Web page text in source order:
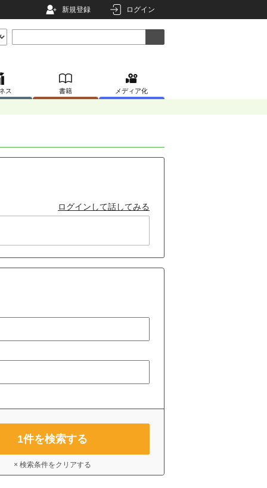
新規登録 ログイン
ス 書籍 メディア化
ログインして話してみる
1件を検索する
× 検索条件をクリアする